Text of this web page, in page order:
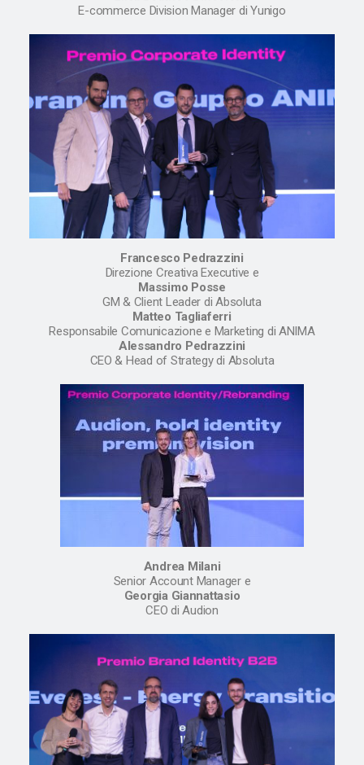
E-commerce Division Manager di Yunigo
Francesco Pedrazzini
Direzione Creativa Executive e
Massimo Posse
GM & Client Leader di Absoluta
Matteo Tagliaferri
Responsabile Comunicazione e Marketing di ANIMA
Alessandro Pedrazzini
CEO & Head of Strategy di Absoluta
Andrea Milani
Senior Account Manager e
Georgia Giannattasio
CEO di Audion